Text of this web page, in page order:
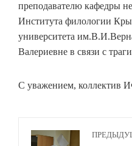
преподавателю кафедры
Института филологии
университета
Валериевне в связи с
С уважением, коллектив